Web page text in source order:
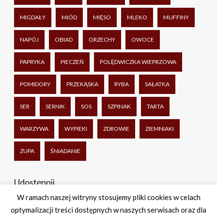
MIGDAŁY MIÓD MIĘSO MLEKO MUFFINY
NAPÓJ OBIAD ORZECHY OWOCE
PAPRYKA PIECZEŃ POLĘDWICZKA WIEPRZOWA
POMIDORY PRZEKĄSKA RYBA SAŁATKA
SER SERNIK SOS SZPINAK TARTA
WARZYWA WYPIEKI ZDROWIE ZIEMNIAKI
ZUPA ŚNIADANIE
Udostępnij
Facebook
TwitterWhatsApp
Share
W ramach naszej witryny stosujemy pliki cookies w celach
optymalizacji treści dostępnych w naszych serwisach oraz dla